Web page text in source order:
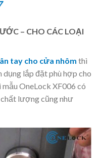
– CHO CÁC LOẠI
tay cho cửa nhôm thì
dụng lắp đặt phù hợp cho
OneLock XF006 có
lượng cũng như